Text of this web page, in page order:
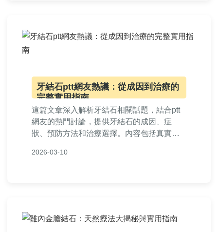
牙結石ptt網友熱議：從成因到治療的
完整實用指南
這篇文章深入解析牙結石相關話題，結合ptt
網友的熱門討論，提供牙結石的成因、症
狀、預防方法和治療選擇。內容包括真實經
底解決口腔問題，適合所有關心牙齒健康的
2026-03-10